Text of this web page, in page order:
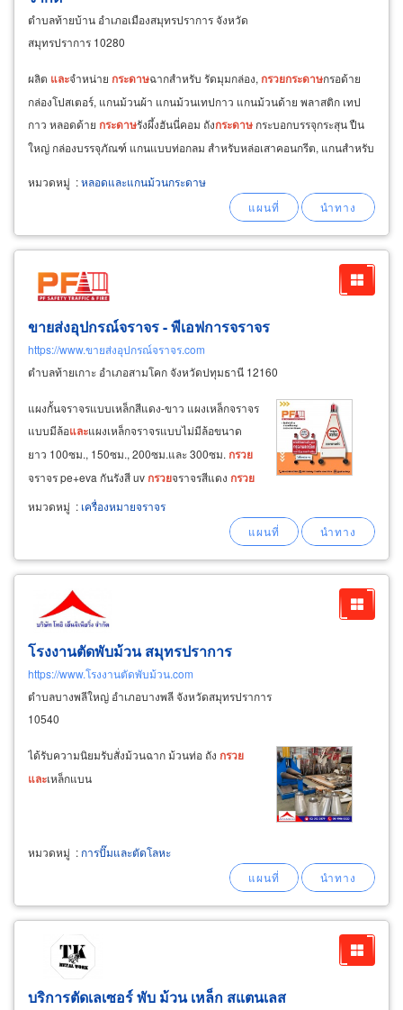
ตำบลท้ายบ้าน อำเภอเมืองสมุทรปราการ จังหวัด
สมุทรปราการ 10280
ผลิต และจำหน่าย กระดาษฉากสำหรับ รัดมุมกล่อง, กรวยกระดาษกรอด้าย
กล่องโปสเตอร์, แกนม้วนผ้า แกนม้วนเทปกาว แกนม้วนด้าย พลาสติก เทป
กาว หลอดด้าย กระดาษรังผึ้งฮันนี่คอม ถังกระดาษ กระบอกบรรจุกระสุน ปืน
ใหญ่ กล่องบรรจุภัณฑ์ แกนแบบท่อกลม สำหรับหล่อเสาคอนกรีต, แกนสำหรับ
หมวดหมู่ :หลอดและแกนม้วนกระดาษ
ขายส่งอุปกรณ์จราจร - พีเอฟการจราจร
https://www.ขายส่งอุปกรณ์จราจร.com
ตำบลท้ายเกาะ อำเภอสามโคก จังหวัดปทุมธานี 12160
แผงกั้นจราจรแบบเหล็กสีแดง-ขาว แผงเหล็กจราจร
แบบมีล้อและแผงเหล็กจราจรแบบไม่มีล้อขนาด
ยาว 100ซม., 150ซม., 200ซม.และ 300ซม. กรวย
จราจร pe+eva กันรังสี uv กรวยจราจรสีแดง กรวย
จราจรสีเหลืองกรวย
จราจรสีม่วง ขนาด
หมวดหมู่ : เครื่องหมายจราจร
โรงงานตัดพับม้วน สมุทรปราการ
https://www.โรงงานตัดพับม้วน.com
ตำบลบางพลีใหญ่ อำเภอบางพลี จังหวัดสมุทรปราการ
10540
ได้รับความนิยมรับสั่งม้วนฉาก ม้วนท่อ ถัง กรวย
และเหล็กแบน
หมวดหมู่ : การปั๊มและตัดโลหะ
บริการตัดเลเซอร์ พับ ม้วน เหล็ก สแตนเลส